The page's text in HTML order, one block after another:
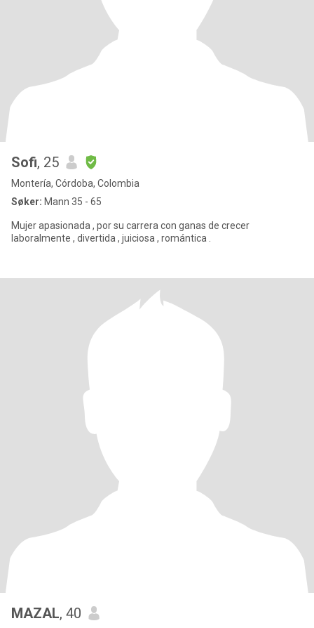
Sofi, 25
Montería, Córdoba, Colombia
Søker: Mann 35 - 65
Mujer apasionada , por su carrera con ganas de crecer
laboralmente , divertida , juiciosa , romántica .
MAZAL, 40